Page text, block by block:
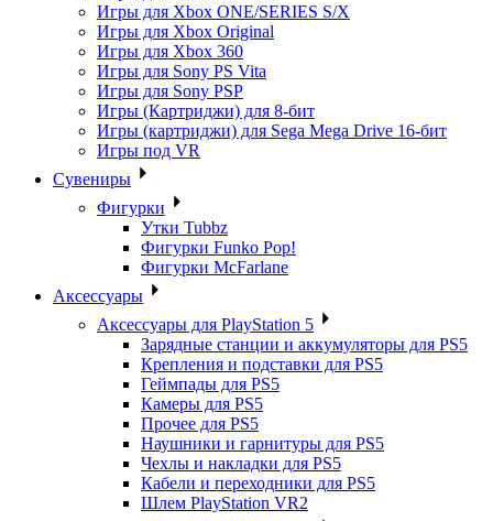
Игры для Xbox ONE/SERIES S/X
Игры для Xbox Original
Игры для Xbox 360
Игры для Sony PS Vita
Игры для Sony PSP
Игры (Картриджи) для 8-бит
Игры (картриджи) для Sega Mega Drive 16-бит
Игры под VR
Сувениры
Фигурки
Утки Tubbz
Фигурки Funko Pop!
Фигурки McFarlane
Аксессуары
Аксессуары для PlayStation 5
Зарядные станции и аккумуляторы для PS5
Крепления и подставки для PS5
Геймпады для PS5
Камеры для PS5
Прочее для PS5
Наушники и гарнитуры для PS5
Чехлы и накладки для PS5
Кабели и переходники для PS5
Шлем PlayStation VR2